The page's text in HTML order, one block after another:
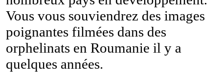
Vous vous souviendrez des images
poignantes filmées dans des
orphelinats en Roumanie il y a
quelques années.